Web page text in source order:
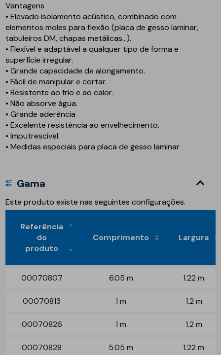
Vantagens
• Elevado isolamento acústico, combinado com
elementos moles para flexão (placa de gesso laminar,
tabuleiros DM, chapas metálicas…).
• Flexível e adaptável a qualquer tipo de forma e
superfície irregular.
• Grande capacidade de alongamento.
• Fácil de manipular e cortar.
• Resistente ao frio e ao calor.
• Não absorve água.
• Grande aderência
• Excelente resistência ao envelhecimento.
• Imputrescível.
• Medidas especiais para placa de gesso laminar
Gama
Este produto existe nas seguintes configurações.
Referência
do
produto
Comprimento Largura
00070807 6.05 m 1.22 m
00070813 1 m 1.2 m
00070826 1 m 1.2 m
00070828 5.05 m 1.22 m